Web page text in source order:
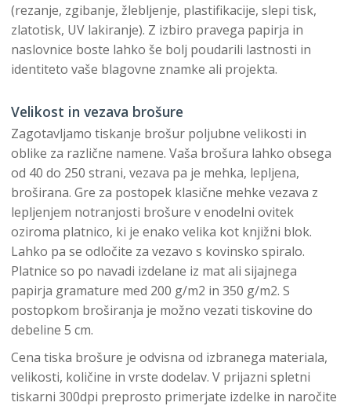
(rezanje, zgibanje, žlebljenje, plastifikacije, slepi tisk,
zlatotisk, UV lakiranje). Z izbiro pravega papirja in
naslovnice boste lahko še bolj poudarili lastnosti in
identiteto vaše blagovne znamke ali projekta.
Velikost in vezava brošure
Zagotavljamo tiskanje brošur poljubne velikosti in
oblike za različne namene. Vaša brošura lahko obsega
od 40 do 250 strani, vezava pa je mehka, lepljena,
broširana. Gre za postopek klasične mehke vezava z
lepljenjem notranjosti brošure v enodelni ovitek
oziroma platnico, ki je enako velika kot knjižni blok.
Lahko pa se odločite za vezavo s kovinsko spiralo.
Platnice so po navadi izdelane iz mat ali sijajnega
papirja gramature med 200 g/m2 in 350 g/m2. S
postopkom broširanja je možno vezati tiskovine do
debeline 5 cm.
Cena tiska brošure je odvisna od izbranega materiala,
velikosti, količine in vrste dodelav. V prijazni spletni
tiskarni 300dpi preprosto primerjate izdelke in naročite